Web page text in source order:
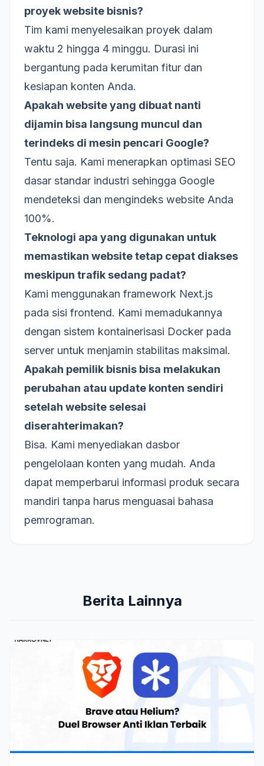
proyek website bisnis?
Tim kami menyelesaikan proyek dalam
waktu 2 hingga 4 minggu. Durasi ini
bergantung pada kerumitan fitur dan
kesiapan konten Anda.
Apakah website yang dibuat nanti
dijamin bisa langsung muncul dan
terindeks di mesin pencari Google?
Tentu saja. Kami menerapkan optimasi SEO
dasar standar industri sehingga Google
mendeteksi dan mengindeks website Anda
100%.
Teknologi apa yang digunakan untuk
memastikan website tetap cepat diakses
meskipun trafik sedang padat?
Kami menggunakan framework Next.js
pada sisi frontend. Kami memadukannya
dengan sistem kontainerisasi Docker pada
server untuk menjamin stabilitas maksimal.
Apakah pemilik bisnis bisa melakukan
perubahan atau update konten sendiri
setelah website selesai
diserahterimakan?
Bisa. Kami menyediakan dasbor
pengelolaan konten yang mudah. Anda
dapat memperbarui informasi produk secara
mandiri tanpa harus menguasai bahasa
pemrograman.
Berita Lainnya